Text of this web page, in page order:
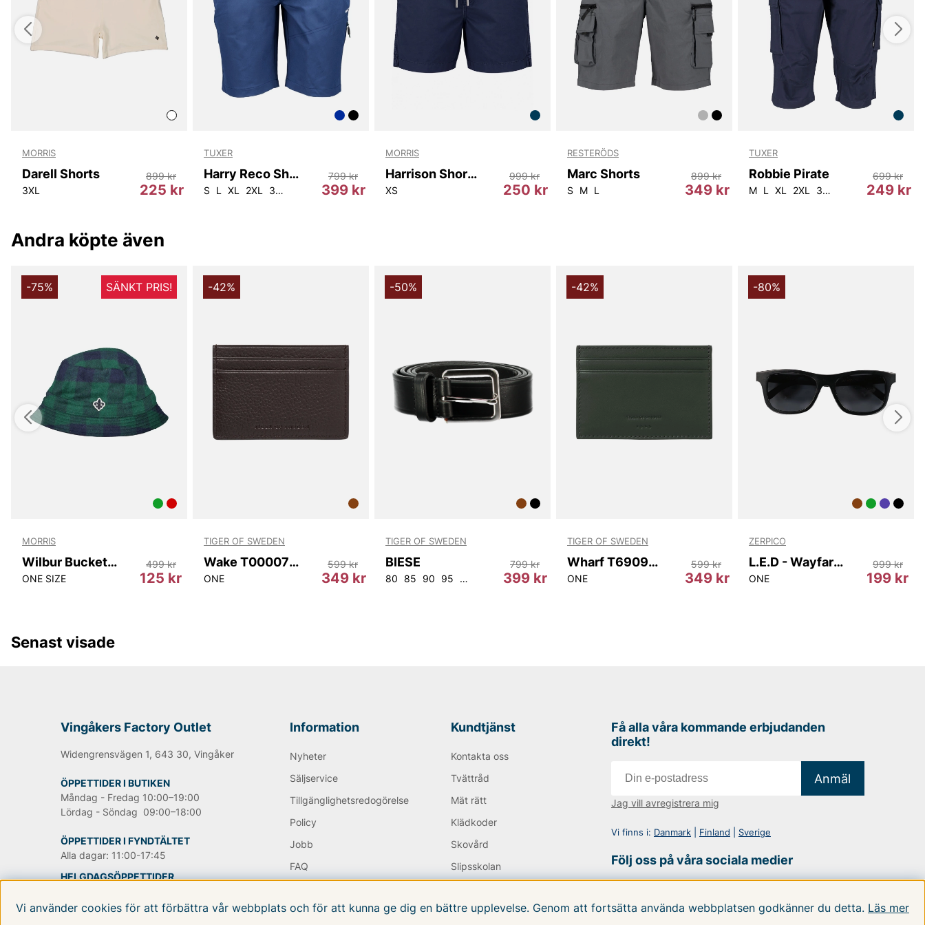
Sammanfattningsvis är Cord Shorts från Less Worries ett bra val om
du vill ha en klassisk, bekväm och snygg sommarkomponent med
genomtänkt detaljering. Den naturliga looken i manchester, den
praktiska midjefunktionen och de små, subtila detaljerna gör
shortsen enkla att matcha med flera outfits och står sig över
säsongen. Känn dig fri att lägga dem i varukorgen och upplev hur de
Vingåker.Läs mer på
MORRIS
Darell Shorts
3XL 225 kr
899 kr
TUXER
Harry Reco Shorts
S L XL 2XL 3XL 399 kr
799 kr
MORRIS
Harrison Shorts 59 Old Blue Xs
XS 250 kr
999 kr
RESTERÖDS
Marc Shorts
S M L 349 kr
899 kr
TUXER
Robbie Pirate
M L XL 2XL 3XL 249 kr
699 kr
Andra köpte även
-75% SÄNKT PRIS!
MORRIS
Wilbur Bucket Hat
ONE SIZE 125 kr
499 kr
-42%
TIGER OF SWEDEN
Wake T00007 10N
ONE 349 kr
599 kr
-50%
TIGER OF SWEDEN
BIESE
80 85 90 95 100 399 kr
799 kr
-42%
TIGER OF SWEDEN
Wharf T69097 403
ONE 349 kr
599 kr
-80%
ZERPICO
L.E.D - Wayfarer
ONE 199 kr
999 kr
Senast visade
Vingåkers Factory Outlet
Widengrensvägen 1, 643 30, Vingåker
ÖPPETTIDER I BUTIKEN
Måndag - Fredag 10:00–19:00
Lördag - Söndag 09:00–18:00
ÖPPETTIDER I FYNDTÄLTET
Alla dagar: 11:00-17:45
HELGDAGSÖPPETTIDER
TILLGÄNGLIGHETSVERKTYG
Information
Nyheter
Säljservice
Tillgänglighetsredogörelse
Policy
Jobb
FAQ
Kundtjänst
Kontakta oss
Tvättråd
Mät rätt
Klädkoder
Skovård
Slipsskolan
Få alla våra kommande erbjudanden
direkt!
Anmäl
Jag vill avregistrera mig
Vi finns i: Danmark| Finland Sverige
Följ oss på våra sociala medier
Vi använder cookies för att förbättra vår webbplats och för att kunna ge dig en bättre upplevelse. Genom att fortsätta använda webbplatsen godkänner du detta. Läs mer